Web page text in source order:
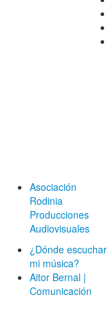
Asociación
Rodinia
Producciones
Audiovisuales
¿Dónde escuchar
mi música?
Aitor Bernal |
Comunicación